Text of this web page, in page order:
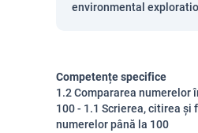
environmental
Competențe specifice
1.2 Compararea numerelor
100 - 1.1 Scrierea, citirea și
numerelor până la 100